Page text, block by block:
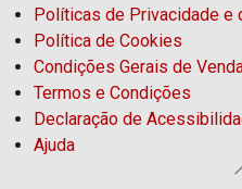
Políticas de Privacidade e
Política de Cookies
Condições Gerais de
Termos e Condições
Declaração de
Ajuda